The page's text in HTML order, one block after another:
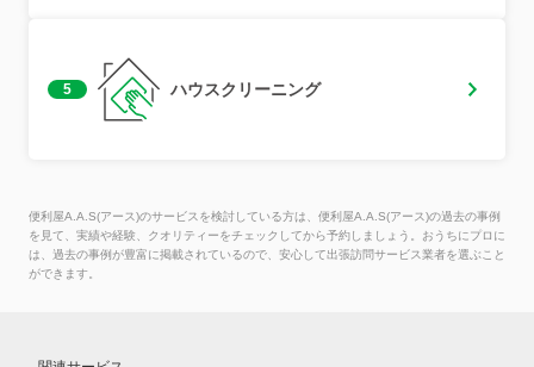
5 ハウスクリーニング
便利屋A.A.S(アース)のサービスを検討している方は、便利屋A.A.S(アース)の過去の事例
を見て、実績や経験、クオリティーをチェックしてから予約しましょう。おうちにプロに
は、過去の事例が豊富に掲載されているので、安心して出張訪問サービス業者を選ぶこと
ができます。